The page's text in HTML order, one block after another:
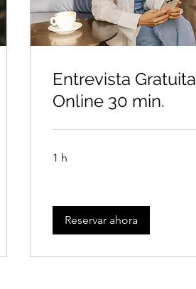
Entrevista Gratuita
Online 30 min.
1 h
Reservar ahora